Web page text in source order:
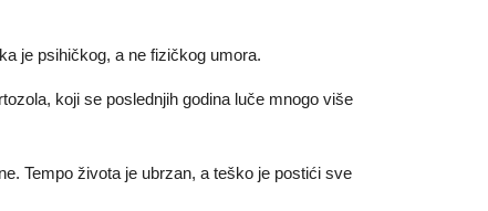
je psihičkog, a ne fizičkog umora.
koji se poslednjih godina luče mnogo više
Tempo života je ubrzan, a teško je postići sve